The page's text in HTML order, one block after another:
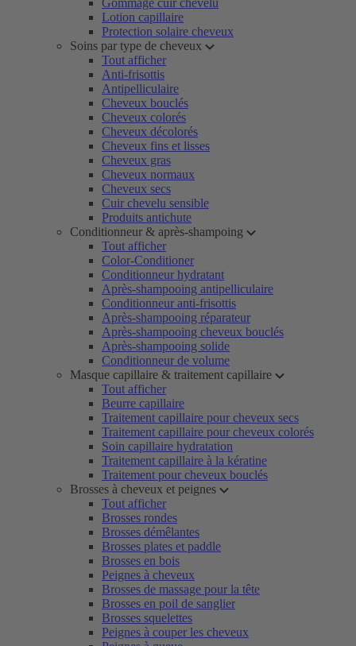
Gommage cuir chevelu
Lotion capillaire
Protection solaire cheveux
Soins par type de cheveux
Tout afficher
Anti-frisottis
Antipelliculaire
Cheveux bouclés
Cheveux colorés
Cheveux décolorés
Cheveux fins et lisses
Cheveux gras
Cheveux normaux
Cheveux secs
Cuir chevelu sensible
Produits antichute
Conditionneur & après-shampoing
Tout afficher
Color-Conditioner
Conditionneur hydratant
Après-shampooing antipelliculaire
Conditionneur anti-frisottis
Après-shampooing réparateur
Après-shampooing cheveux bouclés
Après-shampooing solide
Conditionneur de volume
Masque capillaire & traitement capillaire
Tout afficher
Beurre capillaire
Traitement capillaire pour cheveux secs
Traitement capillaire pour cheveux colorés
Soin capillaire hydratation
Traitement capillaire à la kératine
Traitement pour cheveux bouclés
Brosses à cheveux et peignes
Tout afficher
Brosses rondes
Brosses démêlantes
Brosses plates et paddle
Brosses en bois
Peignes à cheveux
Brosses de massage pour la tête
Brosses en poil de sanglier
Brosses squelettes
Peignes à couper les cheveux